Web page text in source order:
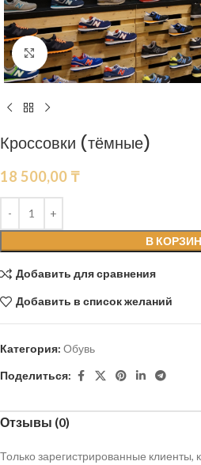
Нажмите, чтобы увеличить
Кроссовки (тёмные)
18 500,00 ₸
В
Добавить для сравнения
Добавить в список желаний
Категория: Обувь
Поделиться:
Отзывы (0)
Только зарегистрированные клиенты,